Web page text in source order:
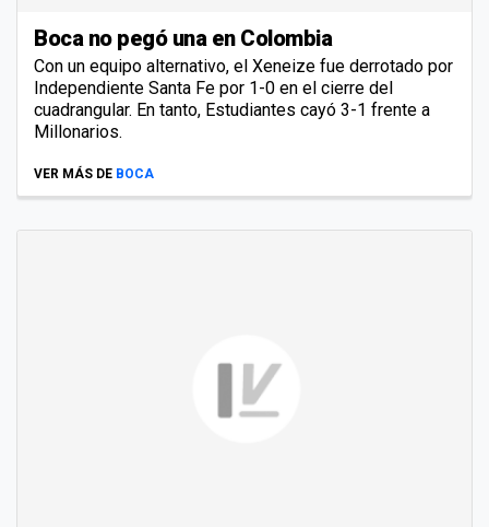
Boca no pegó una en Colombia
Con un equipo alternativo, el Xeneize fue derrotado por
Independiente Santa Fe por 1-0 en el cierre del
cuadrangular. En tanto, Estudiantes cayó 3-1 frente a
Millonarios.
VER MÁS DE BOCA